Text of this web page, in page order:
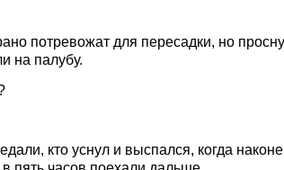
потревожат для пересадки, но
на палубу.
кто уснул и выспался, когда